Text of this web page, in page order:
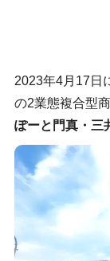
2023年4月17日
の2業態複合型
ぽーと門真・三